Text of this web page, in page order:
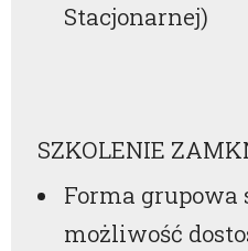
Stacjonarnej)
SZKOLENIE
Forma grupowa
możliwość